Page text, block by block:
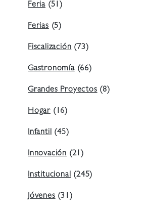
Feria (51)
Ferias (5)
Fiscalización (73)
Gastronomía(66)
Grandes Proyectos (8)
Hogar (16)
Infantil (45)
Innovación (21)
Institucional (245)
Jóvenes (31)